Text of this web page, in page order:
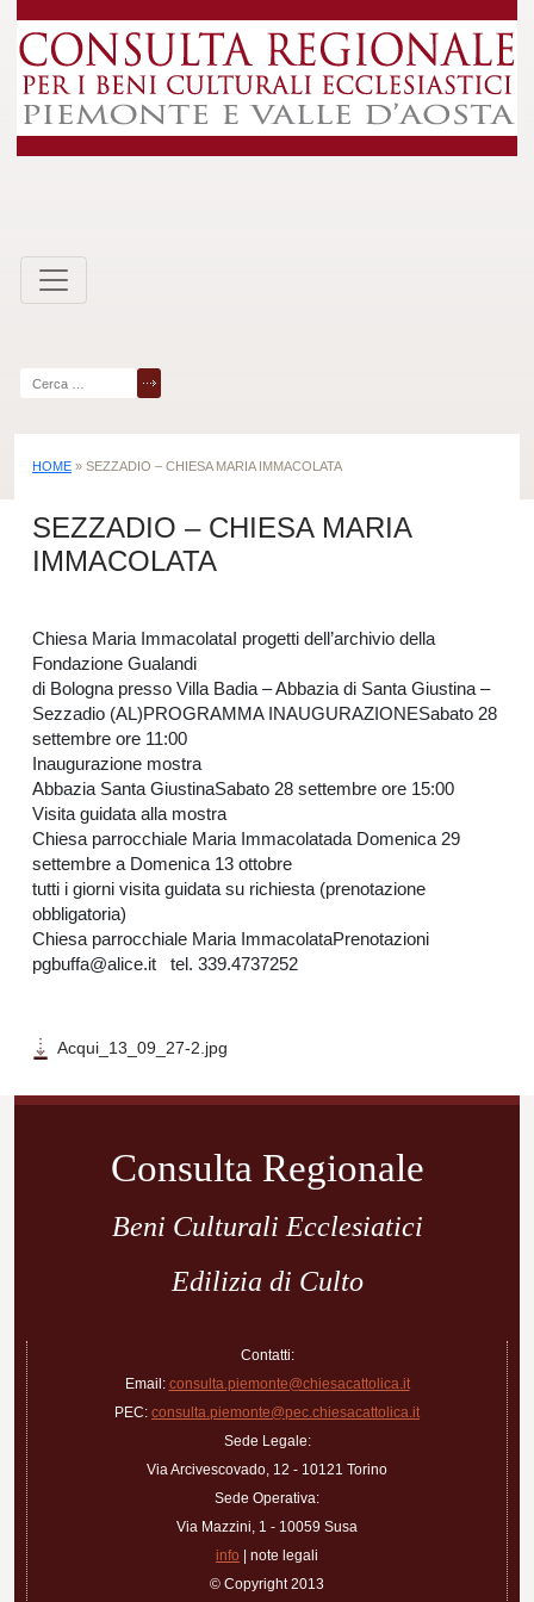
to
content
per:
HOME » SEZZADIO – CHIESA MARIA IMMACOLATA
SEZZADIO – CHIESA MARIA
IMMACOLATA
Chiesa Maria ImmacolataI progetti dell’archivio della
Fondazione Gualandi
di Bologna presso Villa Badia – Abbazia di Santa Giustina –
Sezzadio (AL)PROGRAMMA INAUGURAZIONESabato 28
settembre ore 11:00
Inaugurazione mostra
Abbazia Santa GiustinaSabato 28 settembre ore 15:00
Visita guidata alla mostra
Chiesa parrocchiale Maria Immacolatada Domenica 29
settembre a Domenica 13 ottobre
tutti i giorni visita guidata su richiesta (prenotazione
obbligatoria)
Chiesa parrocchiale Maria ImmacolataPrenotazioni
pgbuffa@alice.it tel. 339.4737252
Acqui_13_09_27-2.jpg
Navigazione
Consulta Regionale
Beni Culturali Ecclesiatici
Edilizia di Culto
Contatti:
Email: consulta.piemonte@chiesacattolica.it
PEC: consulta.piemonte@pec.chiesacattolica.it
Sede Legale:
Via Arcivescovado, 12 - 10121 Torino
Sede Operativa:
Via Mazzini, 1 - 10059 Susa
info | note legali
© Copyright 2013